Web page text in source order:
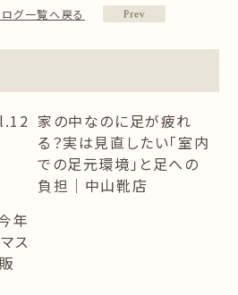
グ一覧へ戻る
家の中なのに足が疲れ
る？実は見直したい「室内
での足元環境」と足への
負担｜中山靴店
年
ス